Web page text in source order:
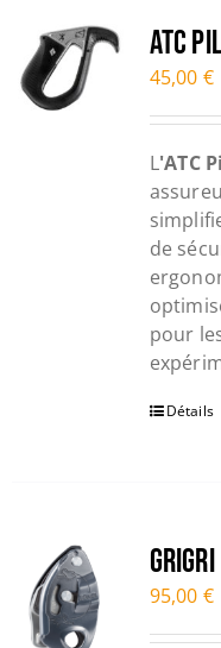
ATC
45,00 €
L'ATC
de
pour
Détails
GRIGRI
95,00 €